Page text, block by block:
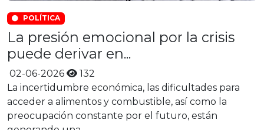
POLÍTICA
La presión emocional por la crisis
puede derivar en...
02-06-2026
132
La incertidumbre económica, las dificultades para
acceder a alimentos y combustible, así como la
preocupación constante por el futuro, están